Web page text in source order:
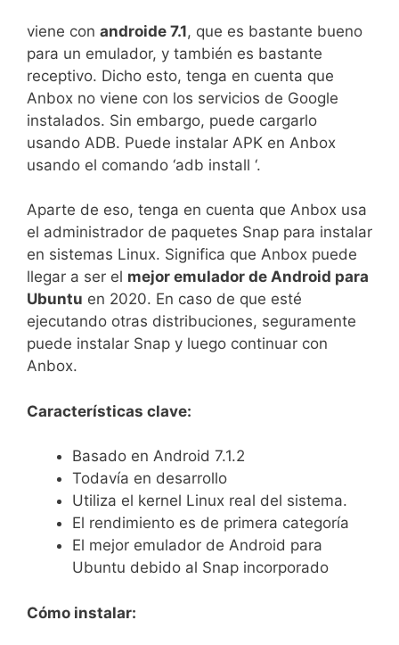
viene con androide 7.1, que es bastante bueno
para un emulador, y también es bastante
receptivo. Dicho esto, tenga en cuenta que
Anbox no viene con los servicios de Google
instalados. Sin embargo, puede cargarlo
usando ADB. Puede instalar APK en Anbox
usando el comando ‘adb install ‘.
Aparte de eso, tenga en cuenta que Anbox usa
el administrador de paquetes Snap para instalar
en sistemas Linux. Significa que Anbox puede
llegar a ser el mejor emulador de Android para
Ubuntu en 2020. En caso de que esté
ejecutando otras distribuciones, seguramente
puede instalar Snap y luego continuar con
Anbox.
Características clave:
Basado en Android 7.1.2
Todavía en desarrollo
Utiliza el kernel Linux real del sistema.
El rendimiento es de primera categoría
El mejor emulador de Android para
Ubuntu debido al Snap incorporado
Cómo instalar: